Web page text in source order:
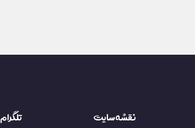
نقشه سایت تلگرام